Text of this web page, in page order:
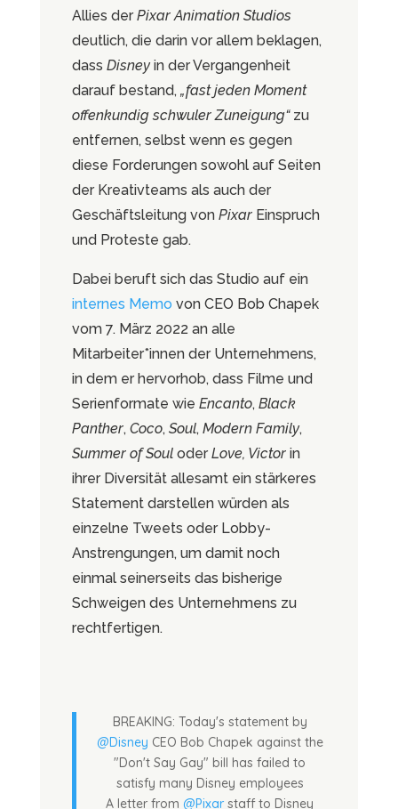
Allies derPixar Animation Studios
deutlich, die darin vor allem beklagen,
dass Disney in der Vergangenheit
darauf bestand, „fast jeden Moment
offenkundig schwuler Zuneigung“zu
entfernen, selbst wenn es gegen
diese Forderungen sowohl auf Seiten
der Kreativteams als auch der
Geschäftsleitung von PixarEinspruch
und Proteste gab.
Dabei beruft sich das Studio auf ein
internes Memo von CEO Bob Chapek
vom 7. März 2022 an alle
Mitarbeiter*innen der Unternehmens,
in dem er hervorhob, dass Filme und
Serienformate wie Encanto, Black
Panther, Coco, Soul, Modern Family,
Summer of Soul oderLove, Victor in
ihrer Diversität allesamt ein stärkeres
Statement darstellen würden als
einzelne Tweets oder Lobby-
Anstrengungen, um damit noch
einmal seinerseits das bisherige
Schweigen des Unternehmens zu
rechtfertigen.
BREAKING: Today's statement by
@Disney CEO Bob Chapek against the
"Don't Say Gay" bill has failed to
satisfy many Disney employees
A letter from@Pixar staff to Disney